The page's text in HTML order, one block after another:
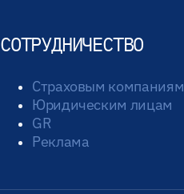
СОТРУДНИЧЕСТВО
Страховым компаниям
Юридическим лицам
GR
Реклама